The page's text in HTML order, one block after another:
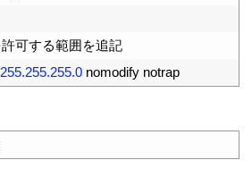
可する範囲を追記
255.255.255.0 nomodify notrap